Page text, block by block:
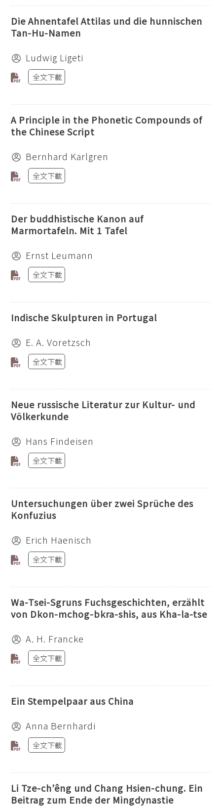
Die Ahnentafel Attilas und die hunnischen
Tan-Hu-Namen
Ludwig Ligeti
全文下載
A Principle in the Phonetic Compounds of
the Chinese Script
Bernhard Karlgren
全文下載
Der buddhistische Kanon auf
Marmortafeln. Mit 1 Tafel
Ernst Leumann
全文下載
Indische Skulpturen in Portugal
E. A. Voretzsch
全文下載
Neue russische Literatur zur Kultur- und
Völkerkunde
Hans Findeisen
全文下載
Untersuchungen über zwei Sprüche des
Konfuzius
Erich Haenisch
全文下載
Wa-Tsei-Sgruns Fuchsgeschichten, erzählt
von Dkon-mchog-bkra-shis, aus Kha-la-tse
A. H. Francke
全文下載
Ein Stempelpaar aus China
Anna Bernhardi
全文下載
Li Tze-ch’êng und Chang Hsien-chung. Ein
Beitrag zum Ende der Mingdynastie